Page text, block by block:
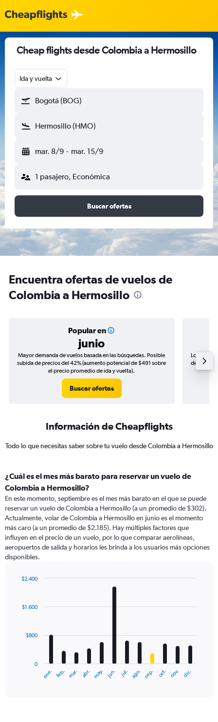
Cheap flights desde Colombia a Hermosillo
Ida y vuelta
Bogotá (BOG)
Hermosillo (HMO)
mar. 8/9 - mar. 15/9
1 pasajero, Económica
Buscar ofertas
Encuentra ofertas de vuelos de
Colombia a Hermosillo
Popular en
junio
Mayor demanda de vuelos basada en las búsquedas. Posible
subida de precios del 42% (aumento potencial de $491 sobre
el precio promedio de ida y vuelta).
Buscar ofertas
Los
de precios
Información de Cheapflights
Todo lo que necesitas saber sobre tu vuelo desde Colombia a Hermosillo
¿Cuál es el mes más barato para reservar un vuelo de
Colombia a Hermosillo?
En este momento, septiembre es el mes más barato en el que se puede
reservar un vuelo de Colombia a Hermosillo (a un promedio de $302).
Actualmente, volar de Colombia a Hermosillo en junio es el momento
más caro (a un promedio de $2.185). Hay múltiples factores que
influyen en el precio de un vuelo, por lo que comparar aerolíneas,
aeropuertos de salida y horarios les brinda a los usuarios más opciones
disponibles.
with
12
The
ene. feb. mar. abr. may. jun. jul. ago. sep. oct. nov. dic.
0
$800
$1.600
$2.400